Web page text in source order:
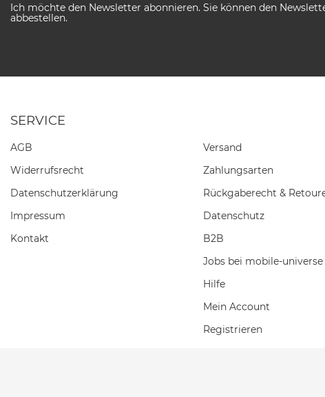
Ich möchte den Newsletter abonnieren. Sie können den
abbestellen.
SERVICE
AGB
Widerrufs­recht
Daten­schutz­erklärung
Impressum
Kontakt
Versand
Zahlungsarten
Rückgaberecht &
Datenschutz
B2B
Jobs bei mobile-universe
Hilfe
Mein Account
Registrieren